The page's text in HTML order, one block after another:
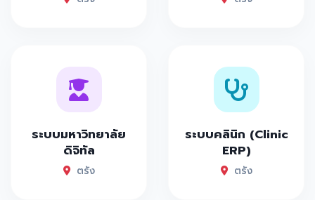
ระบบมหาวิทยาลัย
ดิจิทัล
ตรัง
ระบบคลินิก (Clinic
ERP)
ตรัง